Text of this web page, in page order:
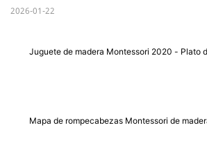
2026-01-22
Juguete de madera Montessori 2020 - Plato
Mapa de rompecabezas Montessori de